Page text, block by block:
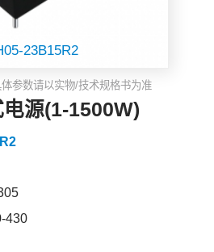
23B15R2
参数请以实物/技术规格书为准
源(1-1500W)
430